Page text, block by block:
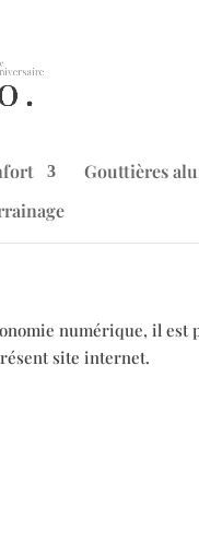
Gouttières
numérique, il
site internet.